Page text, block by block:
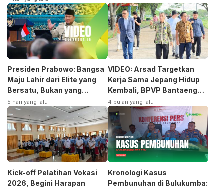
Presiden Prabowo: Bangsa
Maju Lahir dari Elite yang
Bersatu, Bukan yang
Terpecah
5 hari yang lalu
VIDEO: Arsad Targetkan
Kerja Sama Jepang Hidup
Kembali, BPVP Bantaeng
Siap Bangkitkan Jurusan
Otomotif
4 bulan yang lalu
Kick-off Pelatihan Vokasi
2026, Begini Harapan
Kronologi Kasus
Pembunuhan di Bulukumba: